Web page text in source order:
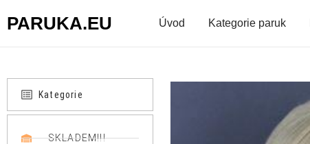
PARUKA.EU Úvod Kategorie paruk
Kategorie
SKLADEM!!!